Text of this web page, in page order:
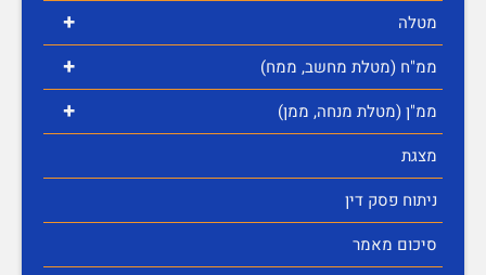
+ מטלה
+ ממ"ח (מטלת מחשב, ממח)
+
ממ"ן (מטלת מנחה, ממן)
מצגת
ניתוח פסק דין
סיכום מאמר